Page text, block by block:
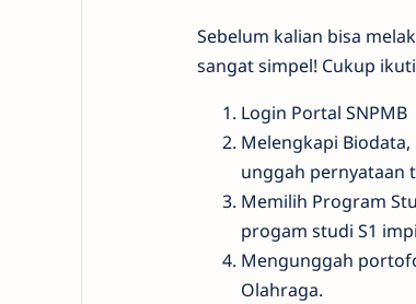
Sebelum kalian bisa
sangat simpel! Cukup
Login Portal
Melengkapi
unggah pernyataan
Memilih Program
progam studi S1
Mengunggah
Olahraga.